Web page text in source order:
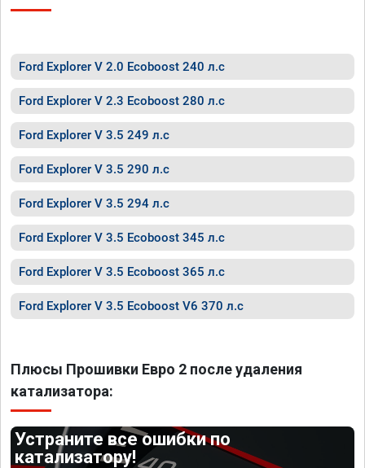
Ford Explorer V 2.0 Ecoboost 240 л.с
Ford Explorer V 2.3 Ecoboost 280 л.с
Ford Explorer V 3.5 249 л.с
Ford Explorer V 3.5 290 л.с
Ford Explorer V 3.5 294 л.с
Ford Explorer V 3.5 Ecoboost 345 л.с
Ford Explorer V 3.5 Ecoboost 365 л.с
Ford Explorer V 3.5 Ecoboost V6 370 л.с
Плюсы Прошивки Евро 2 после удаления
катализатора:
Устраните все ошибки по
катализатору!